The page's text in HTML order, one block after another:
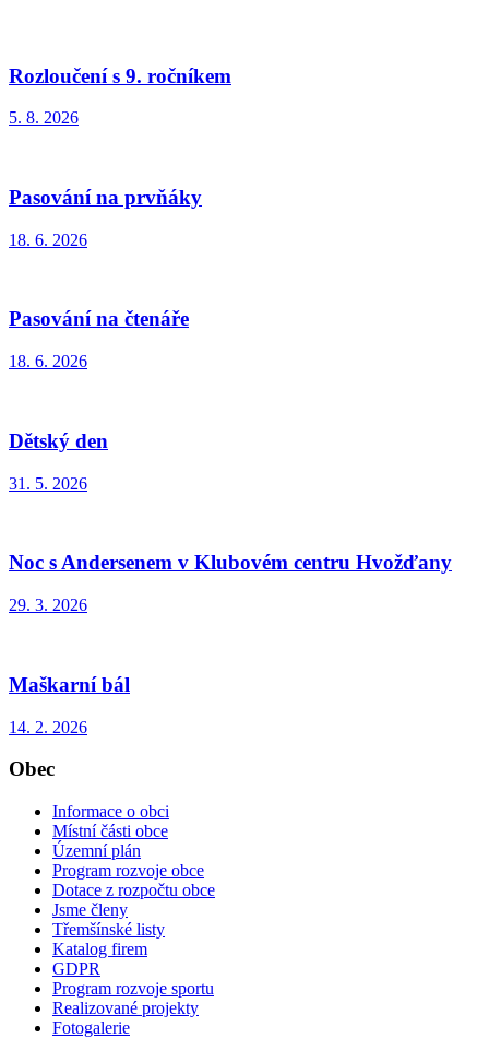
Rozloučení s 9. ročníkem
5. 8. 2026
Pasování na prvňáky
18. 6. 2026
Pasování na čtenáře
18. 6. 2026
Dětský den
31. 5. 2026
Noc s Andersenem v Klubovém centru Hvožďany
29. 3. 2026
Maškarní bál
14. 2. 2026
Obec
Informace o obci
Místní části obce
Územní plán
Program rozvoje obce
Dotace z rozpočtu obce
Jsme členy
Třemšínské listy
Katalog firem
GDPR
Program rozvoje sportu
Realizované projekty
Fotogalerie